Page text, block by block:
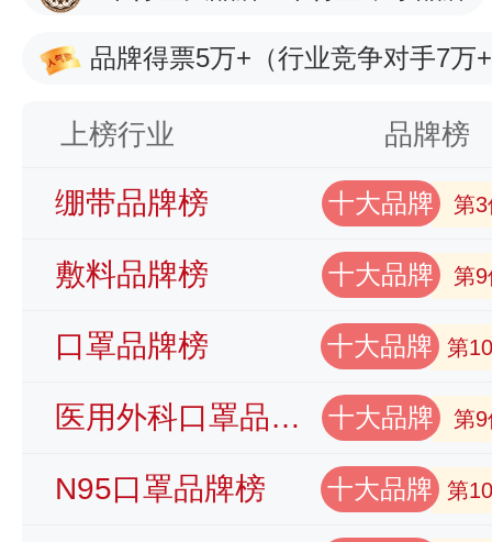
品牌得票5万+ （行业竞争对手7万
上榜行业 品牌榜
绷带品牌榜 十大品牌 第3
敷料品牌榜 十大品牌 第9
口罩品牌榜 十大品牌 第
医用外科口罩品牌榜 十大品牌 第9
N95口罩品牌榜 十大品牌 第